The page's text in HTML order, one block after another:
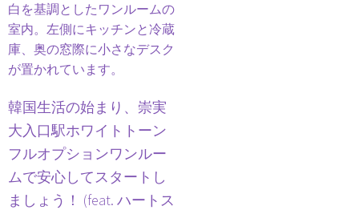
韓国生活の始まり、崇実
大入口駅ホワイトトーン
フルオプションワンルー
ムで安心してスタートし
ましょう！ (feat. ハートス